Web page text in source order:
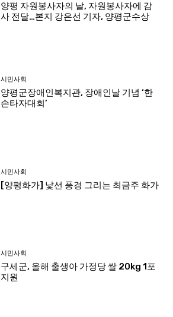
양평 자원봉사자의 날, 자원봉사자에 감
사 전달…본지 강은선 기자, 양평군수상
시민사회
양평군장애인복지관, 장애인날 기념 ‘한
손타자대회’
시민사회
[양평화가] 낯선 풍경 그리는 최금주 화가
시민사회
구세군, 올해 출생아 가정당 쌀 20kg 1포
지원